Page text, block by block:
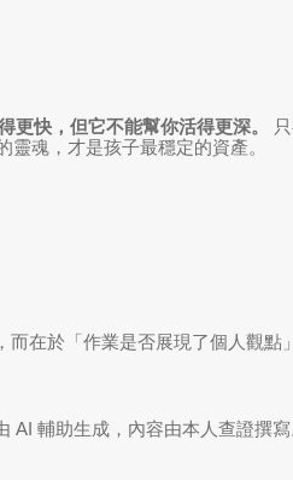
更快，但它不能幫你活得更深。
魂，才是孩子最穩定的資產。
在於「作業是否展現了個人觀點
輔助生成，內容由本人查證撰寫